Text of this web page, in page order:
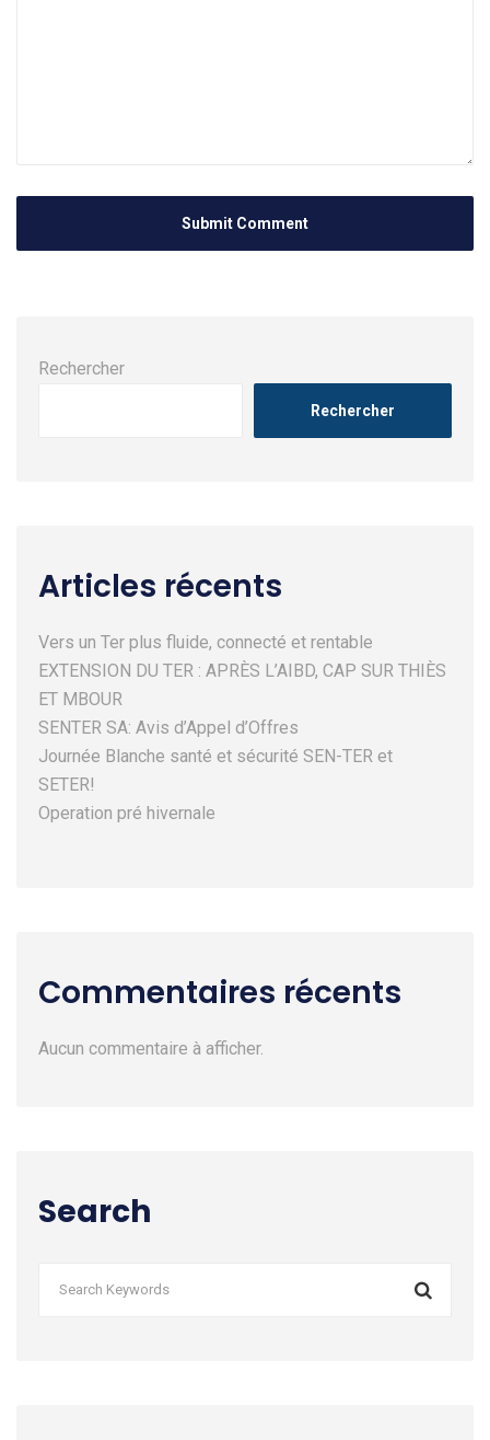
Rechercher
Rechercher
Articles récents
Vers un Ter plus fluide, connecté et rentable
EXTENSION DU TER : APRÈS L’AIBD, CAP SUR THIÈS
ET MBOUR
SENTER SA: Avis d’Appel d’Offres
Journée Blanche santé et sécurité SEN-TER et
SETER!
Operation pré hivernale
Commentaires récents
Aucun commentaire à afficher.
Search